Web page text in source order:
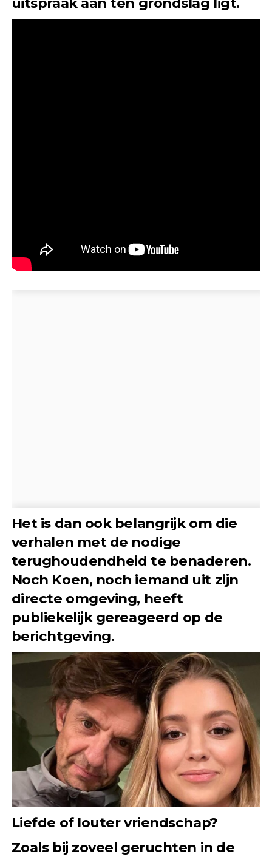
Het is dan ook belangrijk om die
verhalen met de nodige
terughoudendheid te benaderen.
Noch Koen, noch iemand uit zijn
directe omgeving, heeft
publiekelijk gereageerd op de
berichtgeving.
Liefde of louter vriendschap?
Zoals bij zoveel geruchten in de